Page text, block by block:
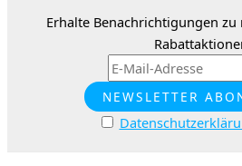
Erhalte Benachrichtigungen